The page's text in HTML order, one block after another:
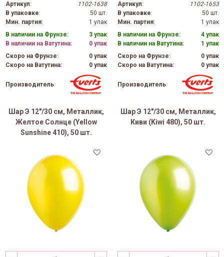
Артикул:
1102-1638
В упаковке:
50 шт.
Мин. партия:
1 упак
В наличии на Фрунзе:
3 упак
В наличии на Ватутина:
0 упак
Скоро на Фрунзе:
0 упак
Скоро на Ватутина:
0 упак
Производитель:
Артикул:
1102-1653
В упаковке:
50 шт.
Мин. партия:
1 упак
В наличии на Фрунзе:
4 упак
В наличии на Ватутина:
1 упак
Скоро на Фрунзе:
0 упак
Скоро на Ватутина:
0 упак
Производитель:
Шар Э 12"/30 см, Металлик,
Желтое Солнце (Yellow
Sunshine 410), 50 шт.
Шар Э 12"/30 см, Металлик,
Киви (Kiwi 480), 50 шт.